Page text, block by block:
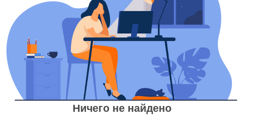
Ничего не найдено